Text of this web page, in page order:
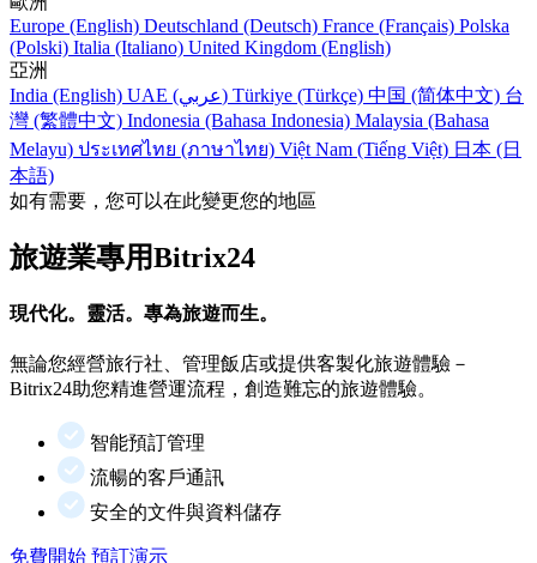
Europe (English) Deutschland (Deutsch) France (Français) Polska
(Polski) Italia (Italiano) United Kingdom (English)
亞洲
India (English)
UAE (عربي) Türkiye (Türkçe) 中国 (简体中文) 台
灣 (繁體中文) Indonesia (Bahasa Indonesia) Malaysia (Bahasa
Melayu) ประเทศไทย (ภาษาไทย) Việt Nam (Tiếng Việt) 日本 (日
本語)
如有需要，您可以在此變更您的地區
旅遊業專用Bitrix24
現代化。靈活。專為旅遊而生。
無論您經營旅行社、管理飯店或提供客製化旅遊體驗－
Bitrix24助您精進營運流程，創造難忘的旅遊體驗。
智能預訂管理
流暢的客戶通訊
安全的文件與資料儲存
免費開始 預訂演示